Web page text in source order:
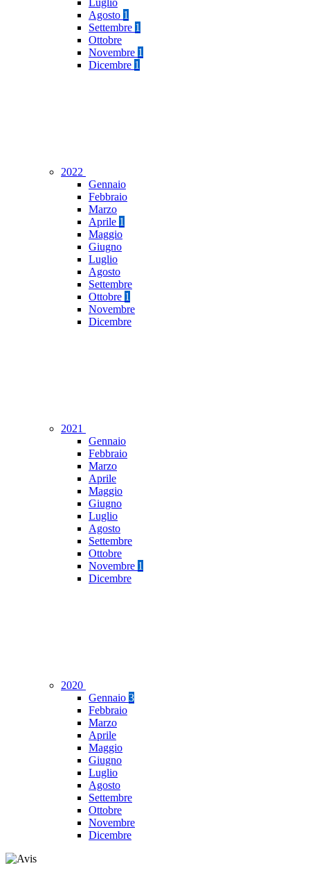
Luglio
Agosto 1
Settembre 1
Ottobre
Novembre 1
Dicembre 1
2022
Gennaio
Febbraio
Marzo
Aprile 1
Maggio
Giugno
Luglio
Agosto
Settembre
Ottobre 1
Novembre
Dicembre
2021
Gennaio
Febbraio
Marzo
Aprile
Maggio
Giugno
Luglio
Agosto
Settembre
Ottobre
Novembre 1
Dicembre
2020
Gennaio 3
Febbraio
Marzo
Aprile
Maggio
Giugno
Luglio
Agosto
Settembre
Ottobre
Novembre
Dicembre